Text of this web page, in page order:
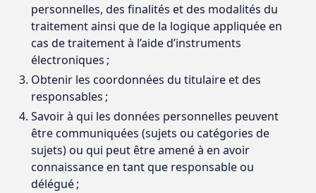
personnelles, des finalités et des modalités du
traitement ainsi que de la logique appliquée en
cas de traitement à l’aide d’instruments
électroniques ;
Obtenir les coordonnées du titulaire et des
responsables ;
Savoir à qui les données personnelles peuvent
être communiquées (sujets ou catégories de
sujets) ou qui peut être amené à en avoir
connaissance en tant que responsable ou
délégué ;